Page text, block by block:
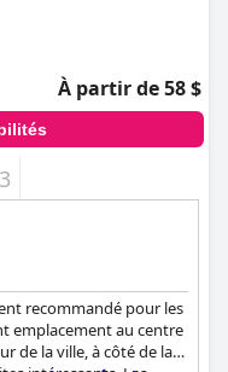
À partir de 58 $
recommandé pour les
emplacement au centre
de la ville, à côté de la